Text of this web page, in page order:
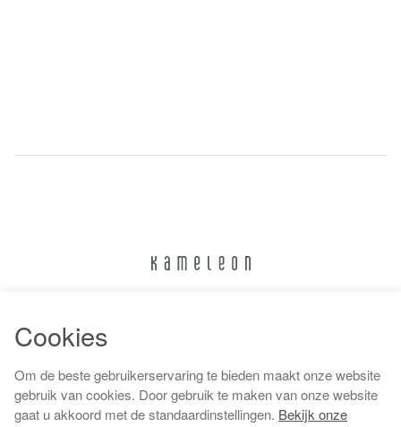
Algemene voorwaarden
Cookies
Om de beste gebruikerservaring te bieden maakt onze website
gebruik van cookies. Door gebruik te maken van onze website
gaat u akkoord met de standaardinstellingen. Bekijk onze